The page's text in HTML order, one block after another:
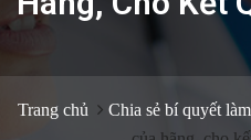
Trang chủ Chia sẻ bí quyết